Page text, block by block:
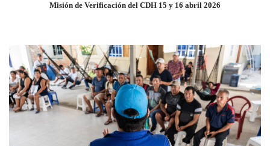
Misión de Verificación del CDH 15 y 16 abril 2026